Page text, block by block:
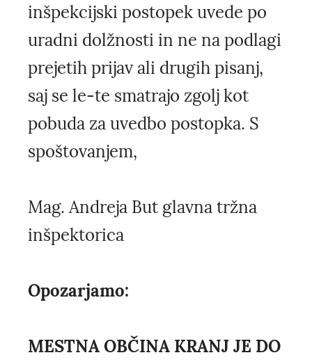
inšpekcijski postopek uvede po
uradni dolžnosti in ne na podlagi
prejetih prijav ali drugih pisanj,
saj se le-te smatrajo zgolj kot
pobuda za uvedbo postopka. S
spoštovanjem,
Mag. Andreja But glavna tržna
inšpektorica
Opozarjamo:
MESTNA OBČINA KRANJ JE DO